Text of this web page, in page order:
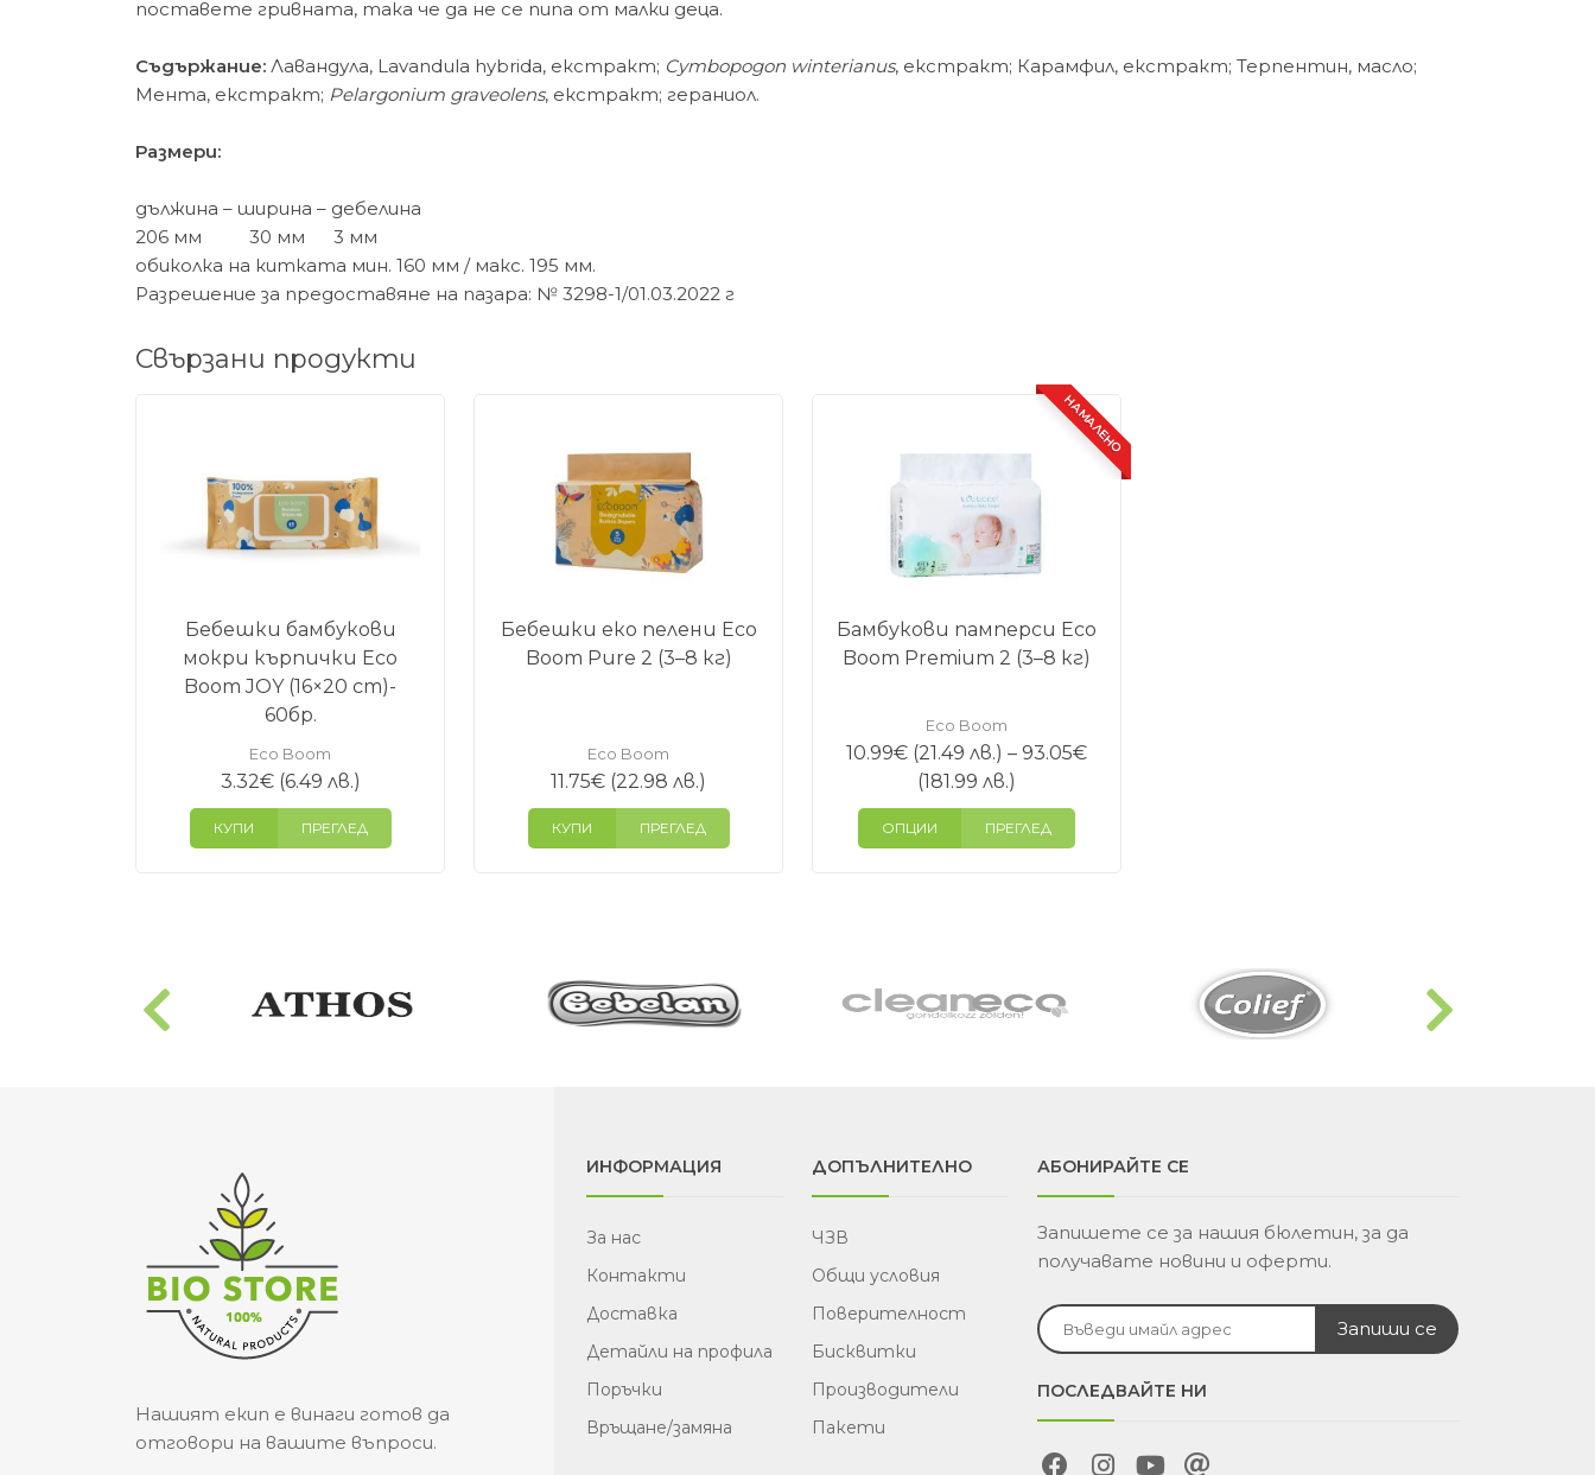
поставете гривната, така че да не се пипа от малки деца.
Съдържание: Лавандула, Lavandula hybrida, екстракт; Cymbopogon winterianus, екстракт; Карамфил, екстракт; Терпентин, масло;
Мента, екстракт; Pelargonium graveolens, екстракт; гераниол.
Размери:
дължина – ширина – дебелина
206 мм 30 мм 3 мм
обиколка на китката мин. 160 мм / макс. 195 мм.
Разрешение за предоставяне на пазара: № 3298-1/01.03.2022 г
Свързани продукти
Бебешки бамбукови
мокри кърпички Eco
Boom JOY (16×20 cm)-
60бр.
Eco Boom
3.32€(6.49 лв.)
КУПИ ПРЕГЛЕД
Бебешки еко пелени Eco
Boom Pure 2 (3–8 кг)
Eco Boom
11.75€ (22.98 лв.)
КУПИ ПРЕГЛЕД
НАМАЛЕНО
Бамбукови памперси Eco
Boom Premium 2 (3–8 кг)
Eco Boom
10.99€ (21.49 лв.) – 93.05€
(181.99 лв.)
range:
10.99€
лв.)
ОПЦИИ ПРЕГЛЕД
Нашият екип е винаги готов да
отговори на вашите въпроси.
ИНФОРМАЦИЯ
За нас
Контакти
Доставка
Детайли на профила
Поръчки
Връщане/замяна
ДОПЪЛНИТЕЛНО
ЧЗВ
Общи условия
Поверителност
Бисквитки
Производители
Пакети
АБОНИРАЙТЕ СЕ
Запишете се за нашия бюлетин, за да
получавате новини и оферти.
ПОСЛЕДВАЙТЕ НИ